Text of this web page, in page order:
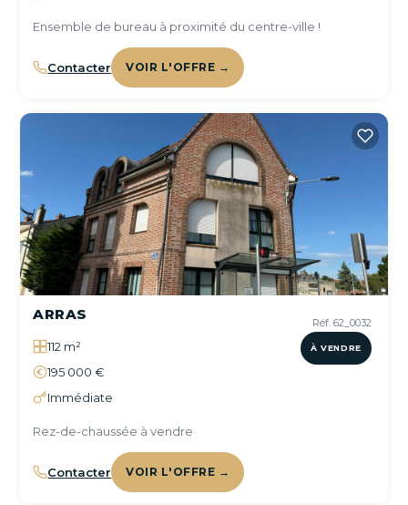
Ensemble de bureau à proximité du centre-ville !
Contacter VOIR L'OFFRE →
Réf. 62_0032
À VENDRE
ARRAS
112 m²
195 000 €
Immédiate
Rez-de-chaussée à vendre
Contacter VOIR L'OFFRE →